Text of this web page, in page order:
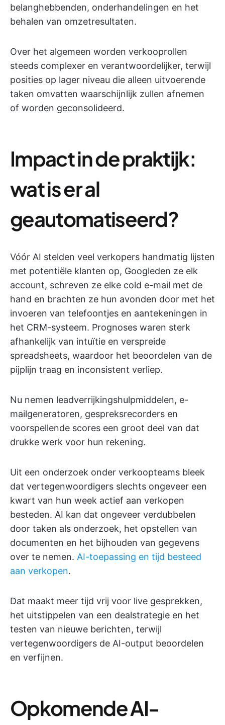
belanghebbenden, onderhandelingen en het
behalen van omzetresultaten.
Over het algemeen worden verkooprollen
steeds complexer en verantwoordelijker, terwijl
posities op lager niveau die alleen uitvoerende
taken omvatten waarschijnlijk zullen afnemen
of worden geconsolideerd.
Impact in de praktijk:
wat is er al
geautomatiseerd?
Vóór AI stelden veel verkopers handmatig lijsten
met potentiële klanten op, Googleden ze elk
account, schreven ze elke cold e-mail met de
hand en brachten ze hun avonden door met het
invoeren van telefoontjes en aantekeningen in
het CRM-systeem. Prognoses waren sterk
afhankelijk van intuïtie en verspreide
spreadsheets, waardoor het beoordelen van de
pijplijn traag en inconsistent verliep.
Nu nemen leadverrijkingshulpmiddelen, e-
mailgeneratoren, gespreksrecorders en
voorspellende scores een groot deel van dat
drukke werk voor hun rekening.
Uit een onderzoek onder verkoopteams bleek
dat vertegenwoordigers slechts ongeveer een
kwart van hun week actief aan verkopen
besteden. AI kan dat ongeveer verdubbelen
door taken als onderzoek, het opstellen van
documenten en het bijhouden van gegevens
over te nemen. AI-toepassing en tijd besteed
aan verkopen.
Dat maakt meer tijd vrij voor live gesprekken,
het uitstippelen van een dealstrategie en het
testen van nieuwe berichten, terwijl
vertegenwoordigers de AI-output beoordelen
en verfijnen.
Opkomende AI-